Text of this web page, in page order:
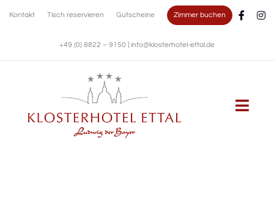
Kontakt Tisch reservieren Gutscheine Zimmer buchen
+49 (0) 8822 – 9150 info@klosterhotel-ettal.de